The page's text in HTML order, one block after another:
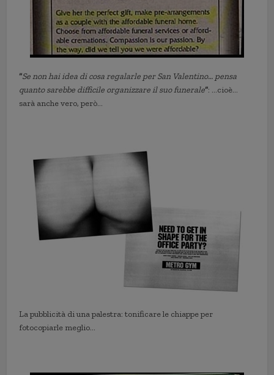
“Se non hai idea di cosa regalarle per San Valentino… pensa
quanto sarebbe difficile organizzare il suo funerale”: …cioè…
sarà anche vero, però…
La pubblicità di una palestra: tonificare le chiappe per
fotocopiarle meglio…